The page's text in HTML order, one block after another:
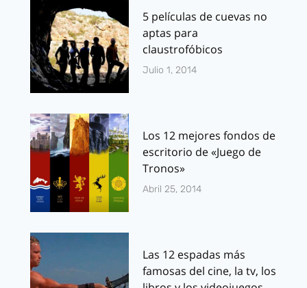
5 películas de cuevas no
aptas para
claustrofóbicos
Julio 1, 2014
Los 12 mejores fondos de
escritorio de «Juego de
Tronos»
Abril 25, 2014
Las 12 espadas más
famosas del cine, la tv, los